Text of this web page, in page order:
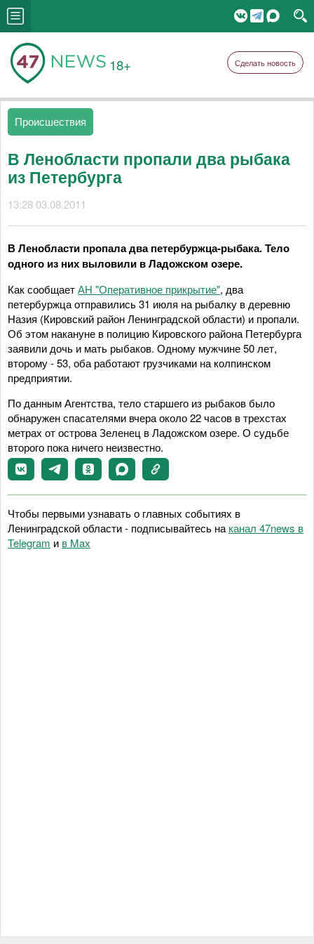
18+ Сделать новость
Происшествия
В Ленобласти пропали два рыбака
из Петербурга
13:28 03.08.2011
В Ленобласти пропала два петербуржца-рыбака. Тело
одного из них выловили в Ладожском озере.
Как сообщаетАН "Оперативное прикрытие", два
петербуржца отправились 31 июля на рыбалку в деревню
Назия (Кировский район Ленинградской области) и пропали.
Об этом накануне в полицию Кировского района Петербурга
заявили дочь и мать рыбаков. Одному мужчине 50 лет,
второму - 53, оба работают грузчиками на колпинском
предприятии.
По данным Агентства, тело старшего из рыбаков было
обнаружен спасателями вчера около 22 часов в трехстах
метрах от острова Зеленец в Ладожском озере. О судьбе
второго пока ничего неизвестно.
Чтобы первыми узнавать о главных событиях в
Ленинградской области - подписывайтесь на канал 47news в
Telegram и в Maх